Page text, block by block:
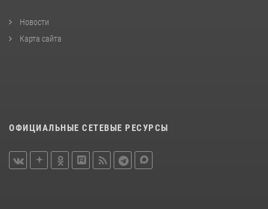
Новости
Карта сайта
ОФИЦИАЛЬНЫЕ СЕТЕВЫЕ РЕСУРСЫ